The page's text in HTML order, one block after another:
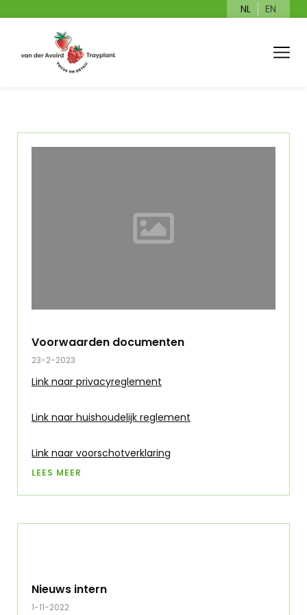
NL EN
Voorwaarden documenten
23-2-2023
Link naar privacyreglement
Link naar huishoudelijk reglement
Link naar voorschotverklaring
LEES MEER
Nieuws intern
1-11-2022